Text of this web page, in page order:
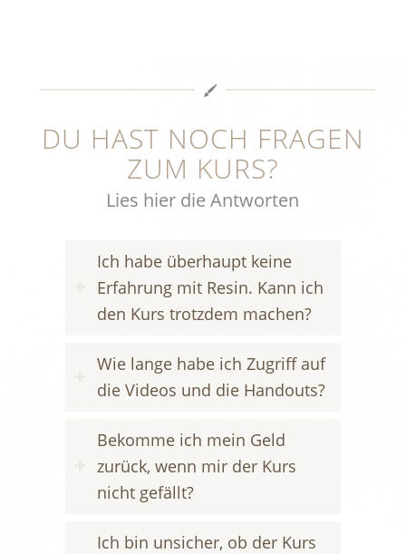
DU HAST NOCH FRAGEN
ZUM KURS?
Lies hier die Antworten
Ich habe überhaupt keine
Erfahrung mit Resin. Kann ich
den Kurs trotzdem machen?
Wie lange habe ich Zugriff auf
die Videos und die Handouts?
Bekomme ich mein Geld
zurück, wenn mir der Kurs
nicht gefällt?
Ich bin unsicher, ob der Kurs